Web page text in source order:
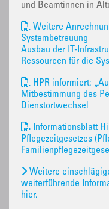
und Beamtinnen in
Weitere
Systembetreuung
Ausbau der IT-
Ressourcen für die
HPR informiert:
Mitbestimmung des
Dienstortwechsel
Informationsblatt
Pflegezeitgesetzes
Weitere
weiterführende
hier.